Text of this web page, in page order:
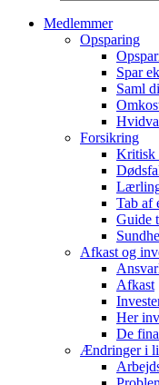
Medlemmer
Opsparing
Spar
Saml
Forsikring
Kritisk
Tab af
Guide
Afkast og
Afkast
Her
De
Ændringer i